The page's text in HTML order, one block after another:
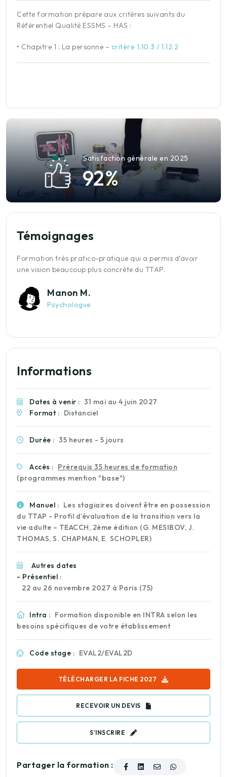
Cette formation prépare aux critères suivants du
Référentiel Qualité ESSMS – HAS :
• Chapitre 1 : La personne – critère 1.10.3 / 1.12.2
Satisfaction générale en 2025
92%
Témoignages
Formation très pratico-pratique qui a permis d’avoir
une vision beaucoup plus concrète du TTAP.
Manon M.
Psychologue
Informations
Dates à venir : 31 mai au 4 juin 2027
Format : Distanciel
Durée : 35 heures - 5 jours
Accès : Prérequis 35 heures de formation
(programmes mention "base")
Manuel : Les stagiaires doivent être en possession
du TTAP - Profil d’évaluation de la transition vers la
vie adulte – TEACCH, 2ème édition (G. MESIBOV, J.
THOMAS, S. CHAPMAN, E. SCHOPLER)
Autres dates
- Présentiel :
22 au 26 novembre 2027 à Paris (75)
Intra : Formation disponible en INTRA selon les
besoins spécifiques de votre établissement
Code stage : EVAL2/EVAL2D
TÉLÉCHARGER LA FICHE 2027
RECEVOIR UN DEVIS
S'INSCRIRE
Partager la formation :